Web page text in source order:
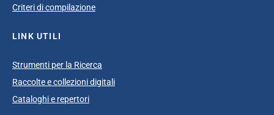
Criteri di compilazione
LINK UTILI
Strumenti per la Ricerca
Raccolte e collezioni digitali
Cataloghi e repertori